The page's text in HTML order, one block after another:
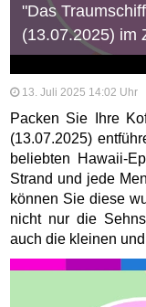
"Das
(13.07.2025) im
13. Juli 2025 14:02 Uhr
Packen Sie Ihre
(13.07.2025)
beliebten Hawaii-
Strand und jede
können Sie diese
nicht nur die
auch die kleinen